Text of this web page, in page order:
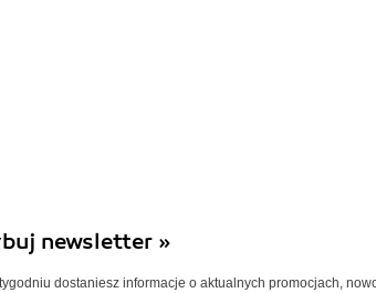
newsletter »
dostaniesz informacje o aktualnych promocjach,